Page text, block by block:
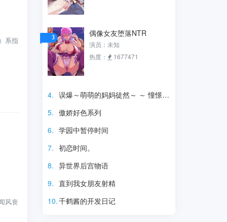
系指
风丧
3 偶像女友堕落NTR
演员：未知
热度：
1677471
4. 误爆～萌萌的妈妈徒然～ ～ 憧憬的可爱妈妈～
5. 傲娇好色系列
6. 学园中暂停时间
7. 初恋时间。
8. 异世界后宫物语
9. 直到我女朋友射精
10.千鹤酱的开发日记